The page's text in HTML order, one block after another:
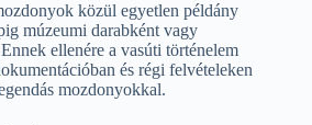
közül egyetlen példány
múzeumi darabként vagy
ellenére a vasúti történelem
és régi felvételeken
mozdonyokkal.